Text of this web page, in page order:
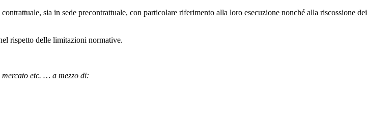
sia in sede precontrattuale, con particolare riferimento alla loro esecuzione nonché alla riscossione dei
rispetto delle limitazioni normative.
etc. … a mezzo di: